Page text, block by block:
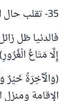
35- تقلب حال الدنيا وزوالها: (كُلُّ مَنْ عَلَيْهَا فَانٍ).
فالدنيا ظل
إِلَّا مَتَاعُ
(وَالْآَخِرَةُ خَيْرٌ
الإقامة